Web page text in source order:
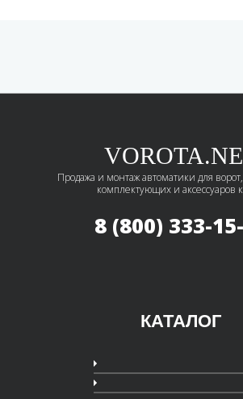
Продажа и монтаж автоматики для
комплектующих и аксессуаров
8 (800) 333-
КАТАЛОГ